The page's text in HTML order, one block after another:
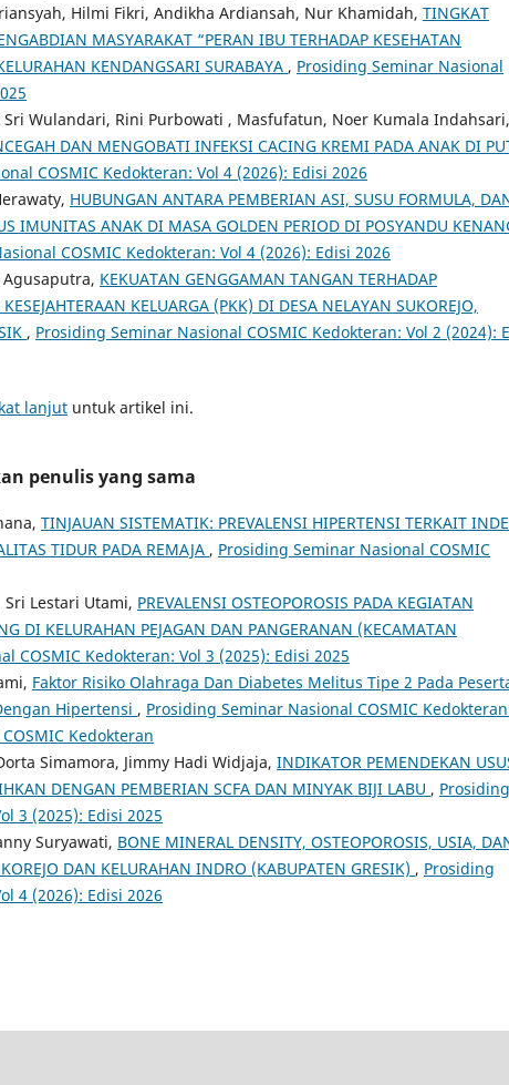
Hilmi Fikri, Andikha Ardiansah, Nur Khamidah, TINGKAT
MASYARAKAT “PERAN IBU TERHADAP KESEHATAN
KENDANGSARI SURABAYA , Prosiding Seminar Nasional
Wulandari, Rini Purbowati , Masfufatun, Noer Kumala Indahsari,
DAN MENGOBATI INFEKSI CACING KREMI PADA ANAK DI
COSMIC Kedokteran: Vol 4 (2026): Edisi 2026
HUBUNGAN ANTARA PEMBERIAN ASI, SUSU FORMULA,
IMUNITAS ANAK DI MASA GOLDEN PERIOD DI POSYANDU
COSMIC Kedokteran: Vol 4 (2026): Edisi 2026
KEKUATAN GENGGAMAN TANGAN TERHADAP
KELUARGA (PKK) DI DESA NELAYAN SUKOREJO,
, Prosiding Seminar Nasional COSMIC Kedokteran: Vol 2 (2024):
lanjut untuk artikel ini.
penulis yang sama
TINJAUAN SISTEMATIK: PREVALENSI HIPERTENSI TERKAIT
TIDUR PADA REMAJA , Prosiding Seminar Nasional COSMIC
Lestari Utami, PREVALENSI OSTEOPOROSIS PADA KEGIATAN
DI KELURAHAN PEJAGAN DAN PANGERANAN (KECAMATAN
COSMIC Kedokteran: Vol 3 (2025): Edisi 2025
Faktor Risiko Olahraga Dan Diabetes Melitus Tipe 2 Pada
Hipertensi , Prosiding Seminar Nasional COSMIC
Kedokteran
Simamora, Jimmy Hadi Widjaja, INDIKATOR PEMENDEKAN
DENGAN PEMBERIAN SCFA DAN MINYAK BIJI LABU , Prosiding
3 (2025): Edisi 2025
Suryawati, BONE MINERAL DENSITY, OSTEOPOROSIS, USIA,
DAN KELURAHAN INDRO (KABUPATEN GRESIK) , Prosiding
4 (2026): Edisi 2026